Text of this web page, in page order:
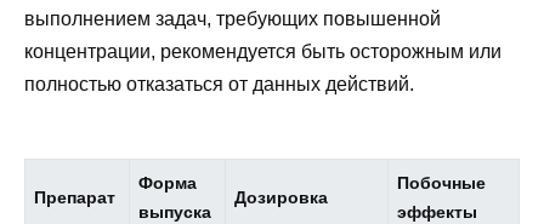
выполнением задач, требующих повышенной
концентрации, рекомендуется быть осторожным или
полностью отказаться от данных действий.
Препарат
Форма
выпуска
Дозировка
Побочные
эффекты